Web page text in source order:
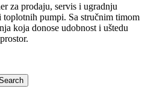
za prodaju, servis i ugradnju
toplotnih pumpi. Sa stručnim timom
koja donose udobnost i uštedu